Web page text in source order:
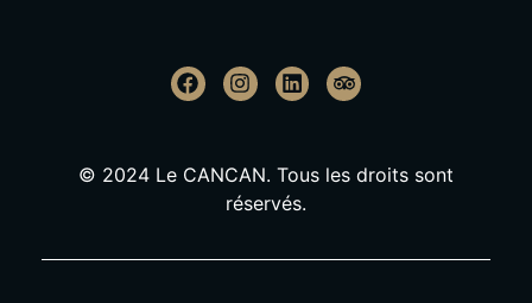
© 2024 Le CANCAN. Tous les droits sont
réservés.